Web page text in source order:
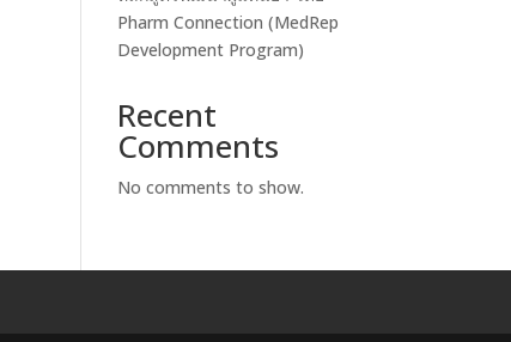
Pharm Connection (MedRep
Development Program)
Recent
Comments
No comments to show.